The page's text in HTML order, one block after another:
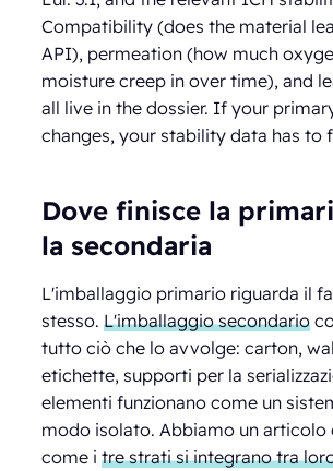
Compatibility (does the material
API), permeation (how much
moisture creep in over time), and
all live in the dossier. If your
changes, your stability data has to
Dove finisce la
la secondaria
L'imballaggio primario riguarda il
stesso.L'imballaggio secondario
tutto ciò che lo avvolge: carton,
etichette, supporti per la
elementi funzionano come un
modo isolato. Abbiamo un articolo
come itre strati si integrano tra